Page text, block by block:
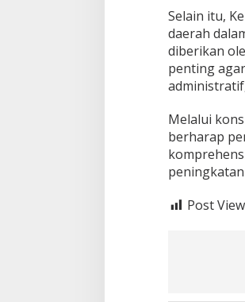
r
i
Selain itu,
daerah
diberikan
penting
Melalui
berharap
Post